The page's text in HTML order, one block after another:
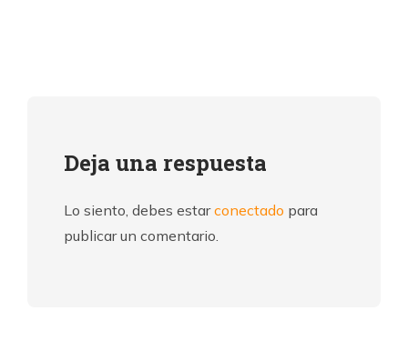
Deja una respuesta
Lo siento, debes estarconectado para
publicar un comentario.